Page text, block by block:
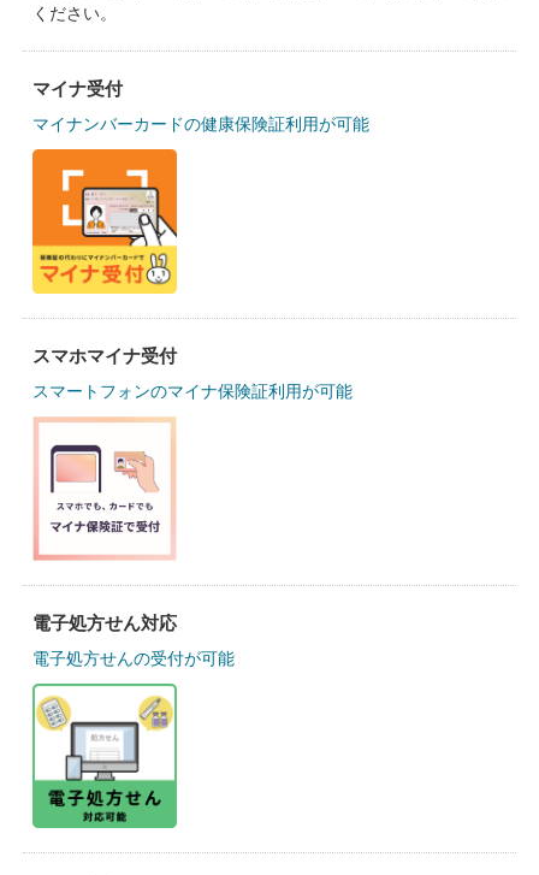
ください。
マイナ受付
マイナンバーカードの健康保険証利用が可能
スマホマイナ受付
スマートフォンのマイナ保険証利用が可能
電子処方せん対応
電子処方せんの受付が可能